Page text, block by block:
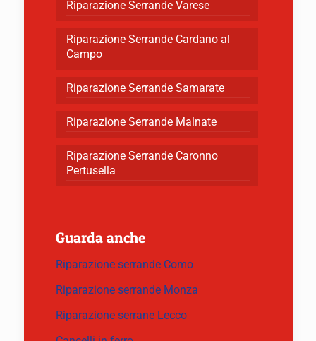
Riparazione Serrande Varese
Riparazione Serrande Cardano al
Campo
Riparazione Serrande Samarate
Riparazione Serrande Malnate
Riparazione Serrande Caronno
Pertusella
Guarda anche
Riparazione serrande Como
Riparazione serrande Monza
Riparazione serrane Lecco